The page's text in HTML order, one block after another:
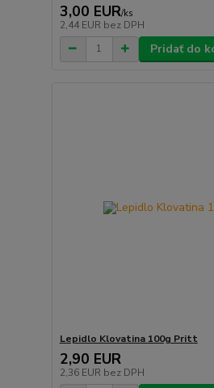
3,00 EUR/ks
2,44 EUR bez DPH
Pridať do
Lepidlo Klovatina 100g Pritt
2,90 EUR
2,36 EUR bez DPH